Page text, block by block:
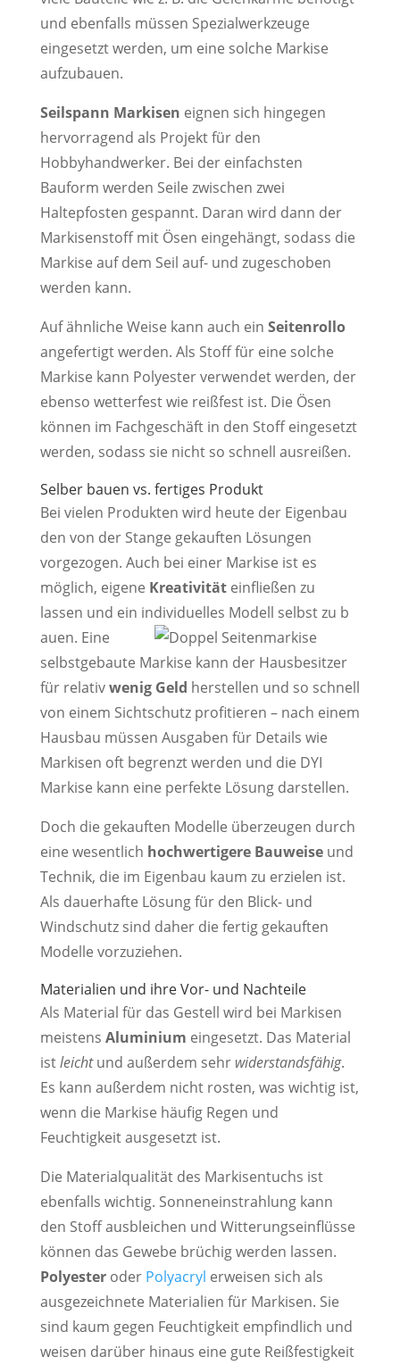
und ebenfalls müssen Spezialwerkzeuge
eingesetzt werden, um eine solche Markise
aufzubauen.
Seilspann Markisen eignen sich hingegen
hervorragend als Projekt für den
Hobbyhandwerker. Bei der einfachsten
Bauform werden Seile zwischen zwei
Haltepfosten gespannt. Daran wird dann der
Markisenstoff mit Ösen eingehängt, sodass die
Markise auf dem Seil auf- und zugeschoben
werden kann.
Auf ähnliche Weise kann auch ein Seitenrollo
angefertigt werden. Als Stoff für eine solche
Markise kann Polyester verwendet werden, der
ebenso wetterfest wie reißfest ist. Die Ösen
können im Fachgeschäft in den Stoff eingesetzt
werden, sodass sie nicht so schnell ausreißen.
Selber bauen vs. fertiges Produkt
Bei vielen Produkten wird heute der Eigenbau
den von der Stange gekauften Lösungen
vorgezogen. Auch bei einer Markise ist es
möglich, eigene Kreativitäteinfließen zu
lassen und ein individuelles Modell selbst zu b
auen. Eine
selbstgebaute Markise kann der Hausbesitzer
für relativwenig Geld herstellen und so schnell
von einem Sichtschutz profitieren – nach einem
Hausbau müssen Ausgaben für Details wie
Markisen oft begrenzt werden und die DYI
Markise kann eine perfekte Lösung darstellen.
Doch die gekauften Modelle überzeugen durch
eine wesentlich hochwertigere Bauweiseund
Technik, die im Eigenbau kaum zu erzielen ist.
Als dauerhafte Lösung für den Blick- und
Windschutz sind daher die fertig gekauften
Modelle vorzuziehen.
Materialien und ihre Vor- und Nachteile
Als Material für das Gestell wird bei Markisen
meistens Aluminium eingesetzt. Das Material
istleichtund außerdem sehr widerstandsfähig.
Es kann außerdem nicht rosten, was wichtig ist,
wenn die Markise häufig Regen und
Feuchtigkeit ausgesetzt ist.
Die Materialqualität des Markisentuchs ist
ebenfalls wichtig. Sonneneinstrahlung kann
den Stoff ausbleichen und Witterungseinflüsse
können das Gewebe brüchig werden lassen.
Polyesteroder Polyacryl erweisen sich als
ausgezeichnete Materialien für Markisen. Sie
sind kaum gegen Feuchtigkeit empfindlich und
weisen darüber hinaus eine gute Reißfestigkeit